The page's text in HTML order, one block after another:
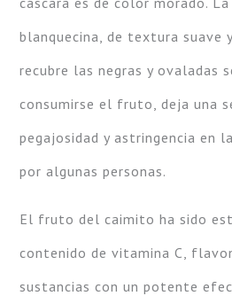
blanquecina, de textura suave
recubre las negras y ovaladas
consumirse el fruto, deja una
pegajosidad y astringencia en
por algunas personas.
El fruto del caimito ha sido
contenido de vitamina C,
sustancias con un potente